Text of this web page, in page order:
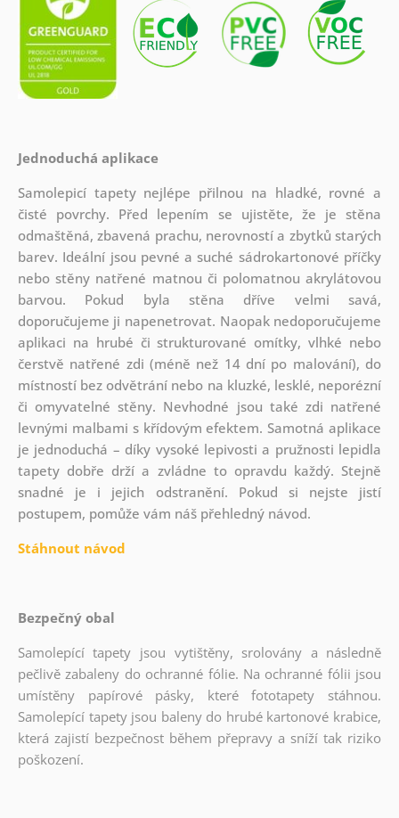
Jednoduchá aplikace
Samolepicí tapety nejlépe přilnou na hladké, rovné a
čisté povrchy. Před lepením se ujistěte, že je stěna
odmaštěná, zbavená prachu, nerovností a zbytků starých
barev. Ideální jsou pevné a suché sádrokartonové příčky
nebo stěny natřené matnou či polomatnou akrylátovou
barvou. Pokud byla stěna dříve velmi savá,
doporučujeme ji napenetrovat. Naopak nedoporučujeme
aplikaci na hrubé či strukturované omítky, vlhké nebo
čerstvě natřené zdi (méně než 14 dní po malování), do
místností bez odvětrání nebo na kluzké, lesklé, neporézní
či omyvatelné stěny. Nevhodné jsou také zdi natřené
levnými malbami s křídovým efektem. Samotná aplikace
je jednoduchá – díky vysoké lepivosti a pružnosti lepidla
tapety dobře drží a zvládne to opravdu každý. Stejně
snadné je i jejich odstranění. Pokud si nejste jistí
postupem, pomůže vám náš přehledný návod.
Stáhnout návod
Bezpečný obal
Samolepící tapety jsou vytištěny, srolovány a následně
pečlivě zabaleny do ochranné fólie. Na ochranné fólii jsou
umístěny papírové pásky, které fototapety stáhnou.
Samolepící tapety jsou baleny do hrubé kartonové krabice,
která zajistí bezpečnost během přepravy a sníží tak riziko
poškození.